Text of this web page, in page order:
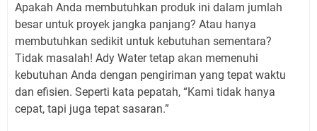
Apakah Anda membutuhkan produk ini dalam jumlah
besar untuk proyek jangka panjang? Atau hanya
membutuhkan sedikit untuk kebutuhan sementara?
Tidak masalah! Ady Water tetap akan memenuhi
kebutuhan Anda dengan pengiriman yang tepat waktu
dan efisien. Seperti kata pepatah, “Kami tidak hanya
cepat, tapi juga tepat sasaran.”